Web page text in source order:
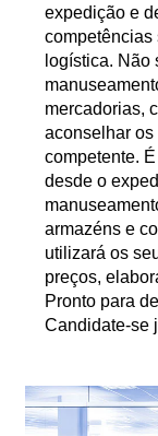
expedição e
competências
logística. Não
mercadorias,
aconselhar os
competente.
desde o
armazéns e
utilizará os
preços,
Pronto para
Candidate-se